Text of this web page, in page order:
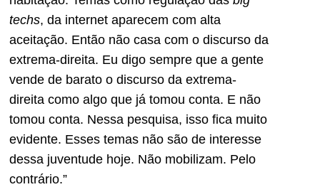
techs, da internet aparecem com alta
aceitação. Então não casa com o discurso da
extrema-direita. Eu digo sempre que a gente
vende de barato o discurso da extrema-
direita como algo que já tomou conta. E não
tomou conta. Nessa pesquisa, isso fica muito
evidente. Esses temas não são de interesse
dessa juventude hoje. Não mobilizam. Pelo
contrário.”